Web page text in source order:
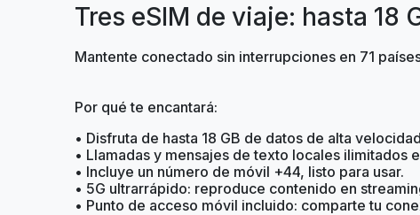
Tres eSIM de viaje: hasta 18
Mantente conectado sin interrupciones en 71
Por qué te encantará:
• Disfruta de hasta 18 GB de datos de alta
• Llamadas y mensajes de texto locales ilimitados
• Incluye un número de móvil +44, listo para usar.
• 5G ultrarrápido: reproduce contenido en
• Punto de acceso móvil incluido: comparte tu